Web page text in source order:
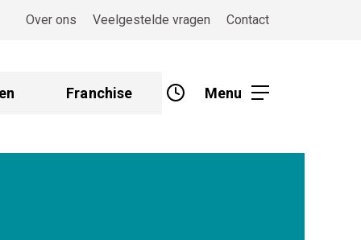
Over ons Veelgestelde vragen Contact
Franchise Menu